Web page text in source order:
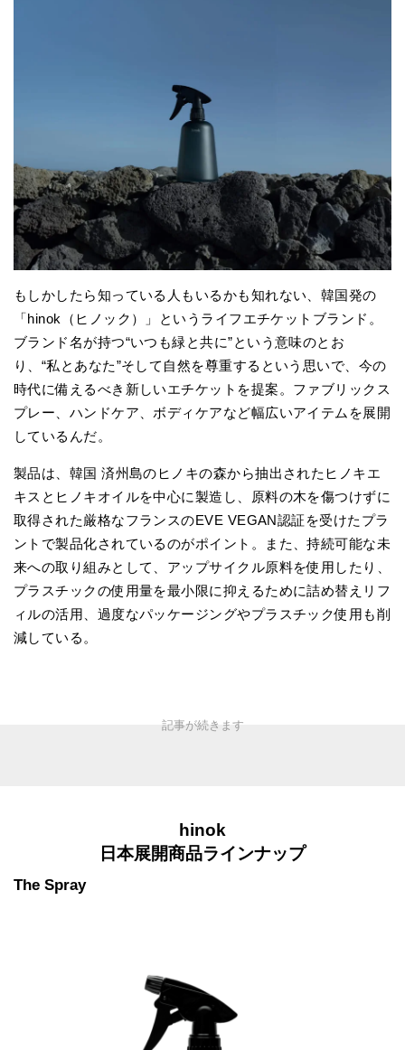
もしかしたら知っている人もいるかも知れない、韓国発の
「hinok（ヒノック）」というライフエチケットブランド。
ブランド名が持つ“いつも緑と共に”という意味のとお
り、“私とあなた”そして自然を尊重するという思いで、今の
時代に備えるべき新しいエチケットを提案。ファブリックス
プレー、ハンドケア、ボディケアなど幅広いアイテムを展開
しているんだ。
製品は、韓国 済州島のヒノキの森から抽出されたヒノキエ
キスとヒノキオイルを中心に製造し、原料の木を傷つけずに
取得された厳格なフランスのEVE VEGAN認証を受けたプラ
ントで製品化されているのがポイント。また、持続可能な未
来への取り組みとして、アップサイクル原料を使用したり、
プラスチックの使用量を最小限に抑えるために詰め替えリフ
ィルの活用、過度なパッケージングやプラスチック使用も削
減している。
hinok
日本展開商品ラインナップ
The Spray